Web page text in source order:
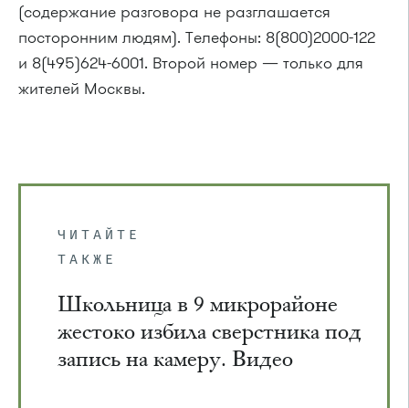
(содержание разговора не разглашается
посторонним людям). Телефоны: 8(800)2000-122
и 8(495)624-6001. Второй номер — только для
жителей Москвы.
ЧИТАЙТЕ
ТАКЖЕ
Школьница в 9 микрорайоне
жестоко избила сверстника под
запись на камеру. Видео